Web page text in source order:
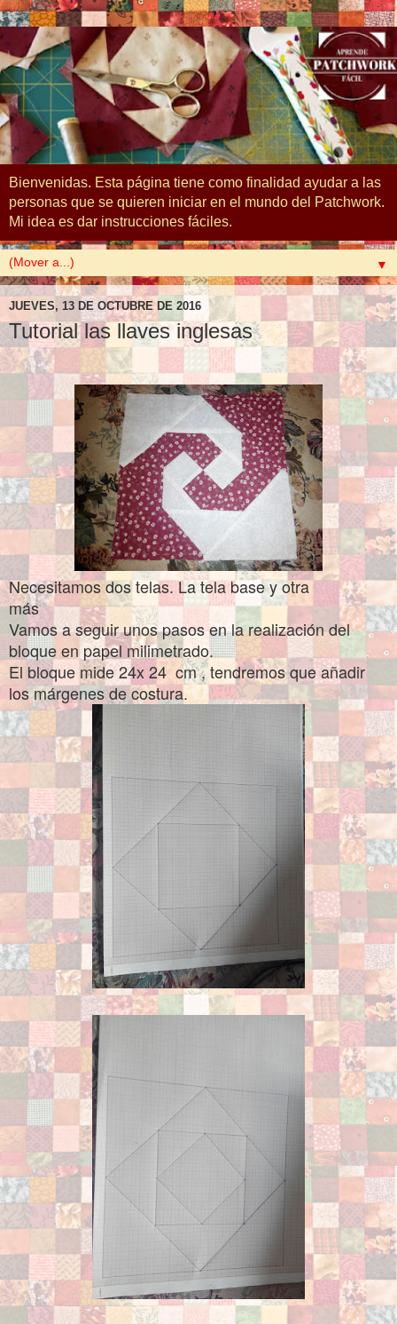
Bienvenidas. Esta página tiene como finalidad ayudar a las
personas que se quieren iniciar en el mundo del Patchwork.
Mi idea es dar instrucciones fáciles.
▼
JUEVES, 13 DE OCTUBRE DE 2016
Tutorial las llaves inglesas
Necesitamos dos telas. La tela base y otra
más
Vamos a seguir unos pasos en la realización del
bloque en papel milimetrado.
El bloque mide 24x 24 cm , tendremos que añadir
los márgenes de costura.